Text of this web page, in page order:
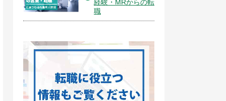
経験・MRからの転
職